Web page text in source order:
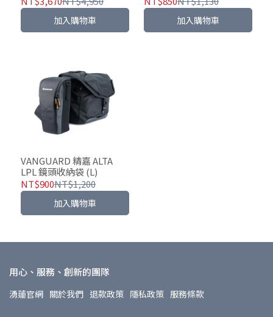
加入購物車 加入購物車
VANGUARD 精嘉 ALTA
LPL 鏡頭收納袋 (L)
NT$900NT$1,200
加入購物車
用心、服務、創新的團隊
湧蓮官網 關於我們 退款政策 隱私政策 服務條款